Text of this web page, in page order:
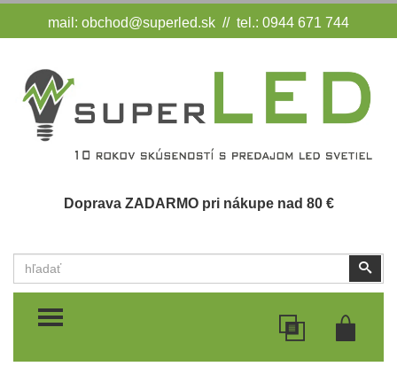
mail: obchod@superled.sk // tel.: 0944 671 744
Doprava ZADARMO pri nákupe nad 80 €
Vyhľadať
TOGGLE MENU